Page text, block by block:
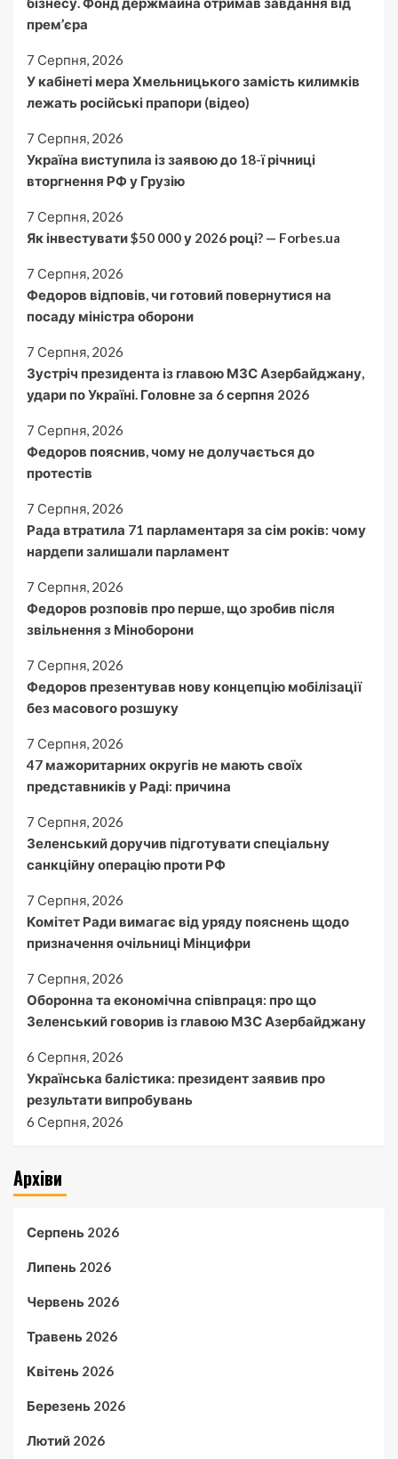
прем’єра
7 Серпня, 2026
У кабінеті мера Хмельницького замість килимків
лежать російські прапори (відео)
7 Серпня, 2026
Україна виступила із заявою до 18-ї річниці
вторгнення РФ у Грузію
7 Серпня, 2026
Як інвестувати $50 000 у 2026 році? — Forbes.ua
7 Серпня, 2026
Федоров відповів, чи готовий повернутися на
посаду міністра оборони
7 Серпня, 2026
Зустріч президента із главою МЗС Азербайджану,
удари по Україні. Головне за 6 серпня 2026
7 Серпня, 2026
Федоров пояснив, чому не долучається до
протестів
7 Серпня, 2026
Рада втратила 71 парламентаря за сім років: чому
нардепи залишали парламент
7 Серпня, 2026
Федоров розповів про перше, що зробив після
звільнення з Міноборони
7 Серпня, 2026
Федоров презентував нову концепцію мобілізації
без масового розшуку
7 Серпня, 2026
47 мажоритарних округів не мають своїх
представників у Раді: причина
7 Серпня, 2026
Зеленський доручив підготувати спеціальну
санкційну операцію проти РФ
7 Серпня, 2026
Комітет Ради вимагає від уряду пояснень щодо
призначення очільниці Мінцифри
7 Серпня, 2026
Оборонна та економічна співпраця: про що
Зеленський говорив із главою МЗС Азербайджану
6 Серпня, 2026
Українська балістика: президент заявив про
результати випробувань
6 Серпня, 2026
Архіви
Серпень 2026
Липень 2026
Червень 2026
Травень 2026
Квітень 2026
Березень 2026
Лютий 2026